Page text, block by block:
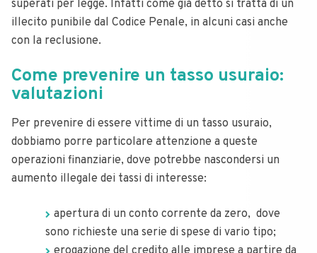
superati per legge. Infatti come già detto si tratta di un
illecito punibile dal Codice Penale, in alcuni casi anche
con la reclusione.
Come prevenire un tasso usuraio:
valutazioni
Per prevenire di essere vittime di un tasso usuraio,
dobbiamo porre particolare attenzione a queste
operazioni finanziarie, dove potrebbe nascondersi un
aumento illegale dei tassi di interesse:
apertura di un conto corrente da zero, dove
sono richieste una serie di spese di vario tipo;